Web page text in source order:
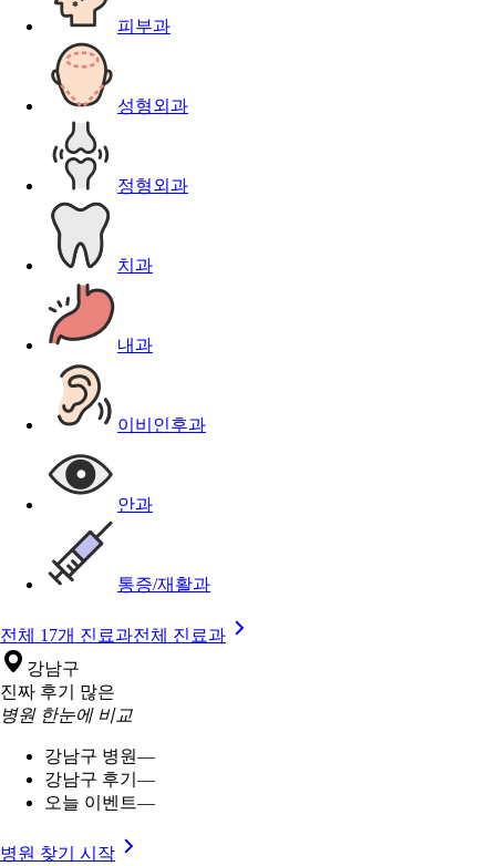
피부과
성형외과
정형외과
치과
내과
이비인후과
안과
통증/재활과
전체 17개 진료과전체 진료과
강남구
진짜 후기 많은
병원 한눈에 비교
강남구 병원—
강남구 후기 —
오늘 이벤트—
병원 찾기 시작